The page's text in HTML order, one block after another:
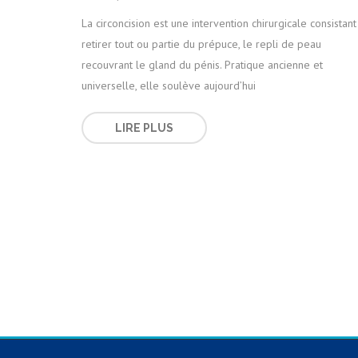
La circoncision est une intervention chirurgicale
retirer tout ou partie du prépuce, le repli de peau
recouvrant le gland du pénis. Pratique ancienne et
universelle, elle soulève aujourd’hui
LIRE PLUS